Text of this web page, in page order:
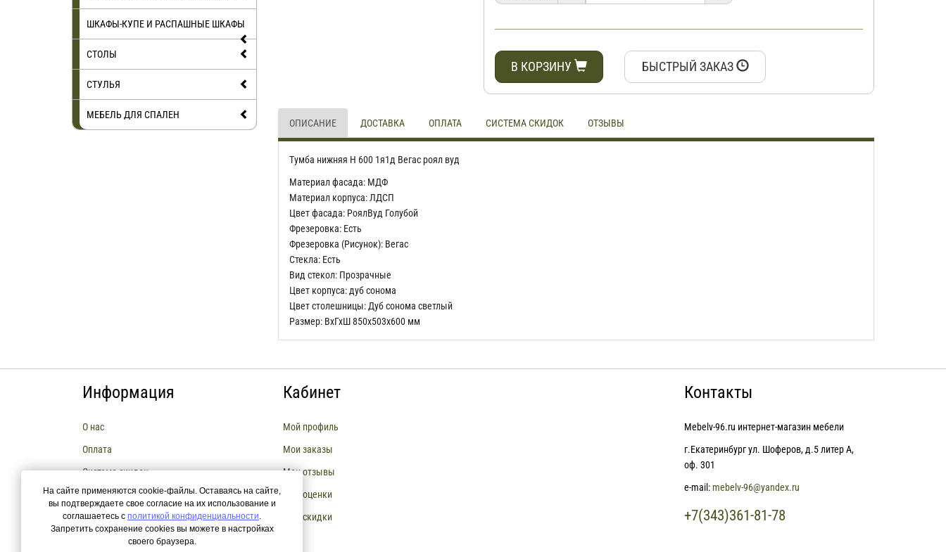
ШКАФЫ-КУПЕ И РАСПАШНЫЕ ШКАФЫ
СТОЛЫ
СТУЛЬЯ
МЕБЕЛЬ ДЛЯ СПАЛЕН
В КОРЗИНУ БЫСТРЫЙ ЗАКАЗ
ОПИСАНИЕ ДОСТАВКА ОПЛАТА СИСТЕМА СКИДОК ОТЗЫВЫ
Тумба нижняя Н 600 1я1д Вегас роял вуд
Материал фасада: МДФ
Материал корпуса: ЛДСП
Цвет фасада: РоялВуд Голубой
Фрезеровка: Есть
Фрезеровка (Рисунок): Вегас
Стекла: Есть
Вид стекол: Прозрачные
Цвет корпуса: дуб сонома
Цвет столешницы: Дуб сонома светлый
Размер: ВхГхШ 850х503х600 мм
Информация
О нас
Оплата
Система скидок
Сборка мебели
Возврат и Обмен товара
РАССРОЧКА И КРЕДИТЫ
Кабинет
Мой профиль
Мои заказы
Мои отзывы
Мои оценки
Мои скидки
Контакты
Mebelv-96.ru интернет-магазин мебели
г.Екатеринбург ул. Шоферов, д.5 литер А,
оф. 301
e-mail: mebelv-96@yandex.ru
+7(343)361-81-78
На сайте применяются cookie-файлы. Оставаясь на сайте,
вы подтверждаете свое согласие на их использование и
соглашаетесь с политикой конфиденциальности.
Запретить сохранение cookies вы можете в настройках
своего браузера.